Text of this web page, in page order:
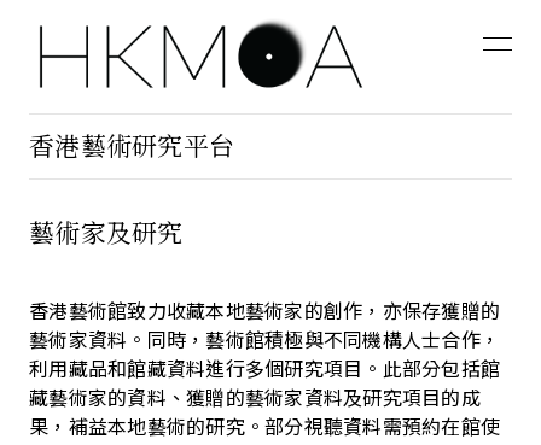
香港藝術研究平台
藝術家及研究
香港藝術館致力收藏本地藝術家的創作，亦保存獲贈的
藝術家資料。同時，藝術館積極與不同機構人士合作，
利用藏品和館藏資料進行多個研究項目。此部分包括館
藏藝術家的資料、獲贈的藝術家資料及研究項目的成
果，補益本地藝術的研究。部分視聽資料需預約在館使